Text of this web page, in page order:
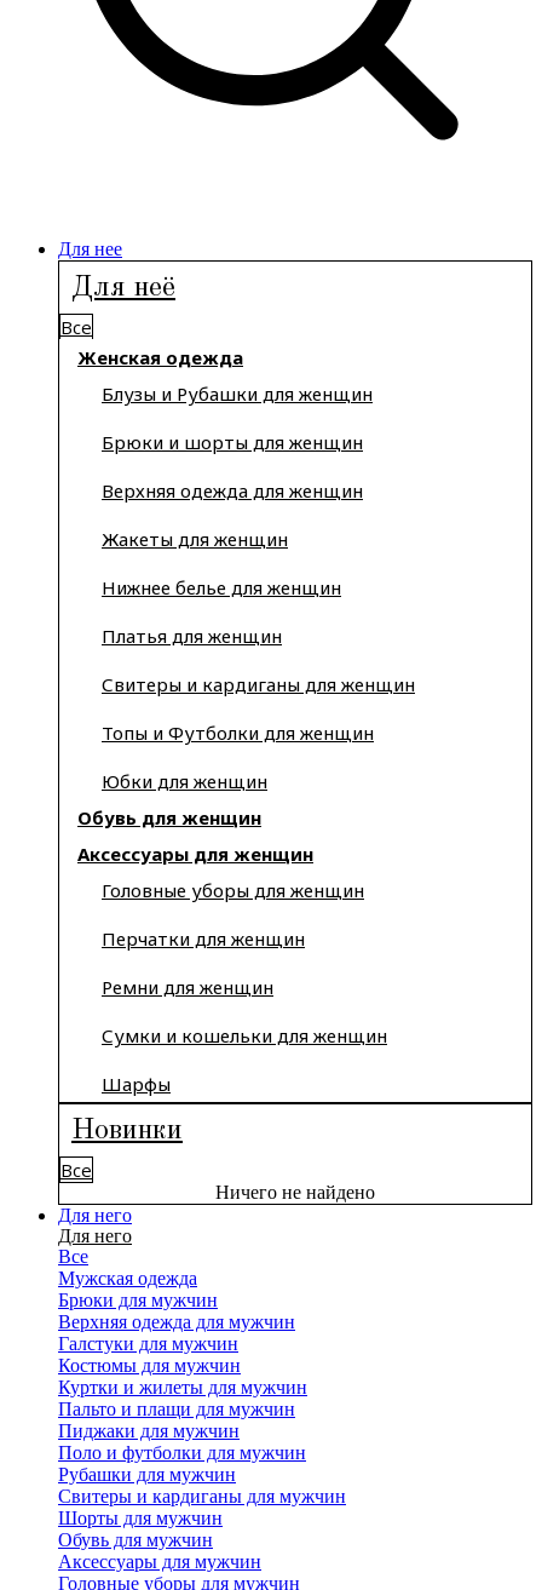
Для нее
Для неё
Все
Женская одежда
Блузы и Рубашки для женщин
Брюки и шорты для женщин
Верхняя одежда для женщин
Жакеты для женщин
Нижнее белье для женщин
Платья для женщин
Свитеры и кардиганы для женщин
Топы и Футболки для женщин
Юбки для женщин
Обувь для женщин
Аксессуары для женщин
Головные уборы для женщин
Перчатки для женщин
Ремни для женщин
Сумки и кошельки для женщин
Шарфы
Новинки
Все
Ничего не найдено
Для него
Для него
Все
Мужская одежда
Брюки для мужчин
Верхняя одежда для мужчин
Галстуки для мужчин
Костюмы для мужчин
Куртки и жилеты для мужчин
Пальто и плащи для мужчин
Пиджаки для мужчин
Поло и футболки для мужчин
Рубашки для мужчин
Свитеры и кардиганы для мужчин
Шорты для мужчин
Обувь для мужчин
Аксессуары для мужчин
Головные уборы для мужчин